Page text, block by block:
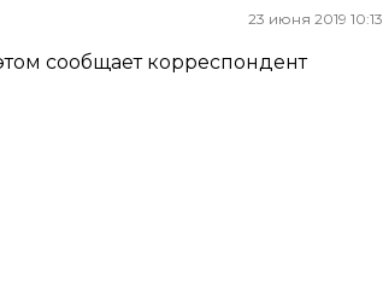
23 июня 2019 10:13
сообщает корреспондент